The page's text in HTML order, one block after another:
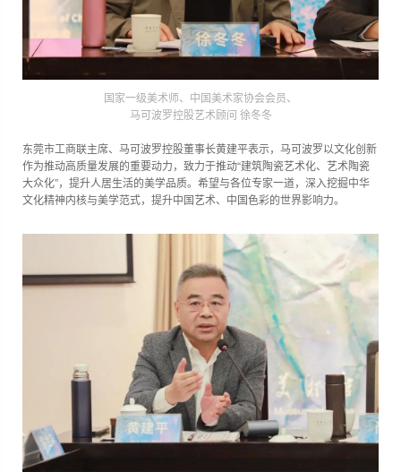
国家一级美术师、中国美术家协会会员、
马可波罗控股艺术顾问 徐冬冬
东莞市工商联主席、马可波罗控股董事长黄建平表示，马可波罗以文化创新
作为推动高质量发展的重要动力，致力于推动“建筑陶瓷艺术化、艺术陶瓷
大众化”，提升人居生活的美学品质。希望与各位专家一道，深入挖掘中华
文化精神内核与美学范式，提升中国艺术、中国色彩的世界影响力。